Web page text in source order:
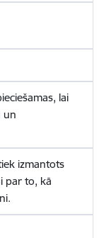
lai
un
izmantots
par to, kā